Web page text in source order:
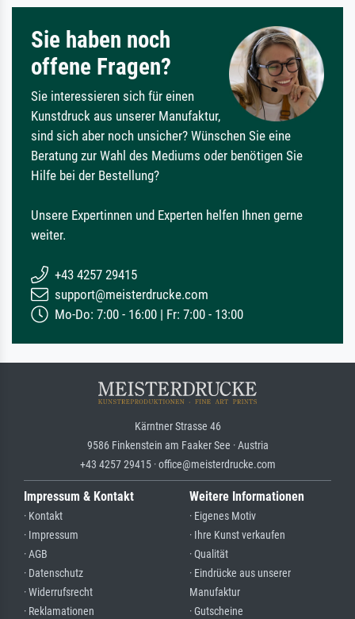
Sie haben noch
offene Fragen?
Sie interessieren sich für einen
Kunstdruck aus unserer Manufaktur,
sind sich aber noch unsicher? Wünschen Sie eine
Beratung zur Wahl des Mediums oder benötigen Sie
Hilfe bei der Bestellung?
Unsere Expertinnen und Experten helfen Ihnen gerne
weiter.
+43 4257 29415
support@meisterdrucke.com
Mo-Do: 7:00 - 16:00 | Fr: 7:00 - 13:00
Kärntner Strasse 46
9586 Finkenstein am Faaker See · Austria
+43 4257 29415 · office@meisterdrucke.com
Impressum & Kontakt
· Kontakt
· Impressum
· AGB
· Datenschutz
· Widerrufsrecht
· Reklamationen
Weitere Informationen
· Eigenes Motiv
· Ihre Kunst verkaufen
· Qualität
· Eindrücke aus unserer
Manufaktur
· Gutscheine